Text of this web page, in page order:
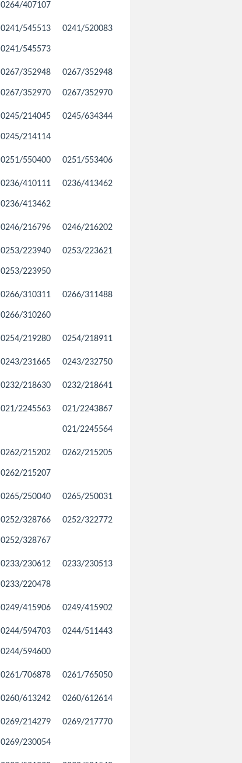
0264/407107
0241/545513
0241/545573
0241/520083
0267/352948
0267/352970
0267/352948
0267/352970
0245/214045
0245/214114
0245/634344
0251/550400 0251/553406
0236/410111
0236/413462
0236/413462
0246/216796 0246/216202
0253/223940
0253/223950
0253/223621
0266/310311
0266/310260
0266/311488
0254/219280 0254/218911
0243/231665 0243/232750
0232/218630 0232/218641
021/2245563 021/2243867
021/2245564
0262/215202
0262/215207
0262/215205
0265/250040 0265/250031
0252/328766
0252/328767
0252/322772
0233/230612
0233/220478
0233/230513
0249/415906 0249/415902
0244/594703
0244/594600
0244/511443
0261/706878 0261/765050
0260/613242 0260/612614
0269/214279
0269/230054
0269/217770